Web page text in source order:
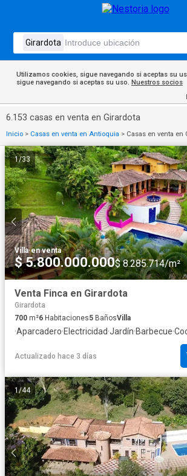
Utilizamos cookies, sigue navegando si aceptas su
sigue navegando si aceptas su uso. Nuestros socios
6.153 casas en venta en Girardota
Inicio > Casas en venta en Antioquia > Casas en venta en
1/33
Villa·en venta
$ 5.800.000.000$ 8.285.714/m²
Venta Finca en Girardota
Girardota
700 m²6 Habitaciones5 BañosVilla
·Aparcadero·Electricidad·Jardín·Barbecue·
Actualizado hace 3 días
1/44